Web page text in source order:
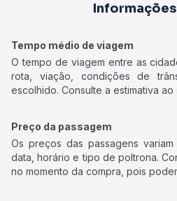
Tempo médio de viagem
O tempo de viagem entre as
rota, viação, condições de
escolhido. Consulte a estimativa
Preço da passagem
Os preços das passagens
data, horário e tipo de poltrona.
no momento da compra, pois